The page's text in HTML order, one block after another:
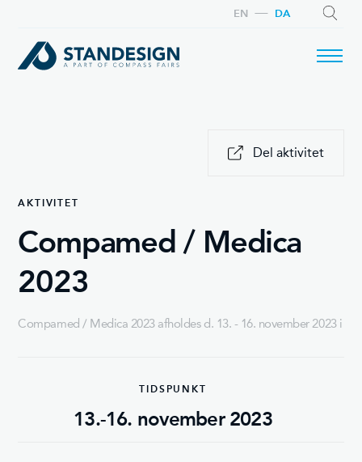
DA
EN
AKTIVITET
Compamed / Medica
2023
Compamed / Medica 2023 afholdes d. 13. - 16. november 2023 i
Del aktivitet
TIDSPUNKT
13.-16. november 2023